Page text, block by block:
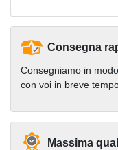
Consegna
Consegniamo in
con voi in breve
Massima